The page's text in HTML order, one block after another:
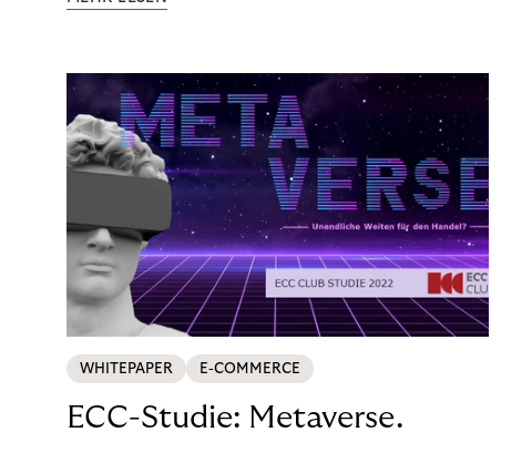
Zahlungsabwicklung echte Mehrwerte für Händler.
WHITEPAPER E-COMMERCE
ECC-Studie: Metaverse.